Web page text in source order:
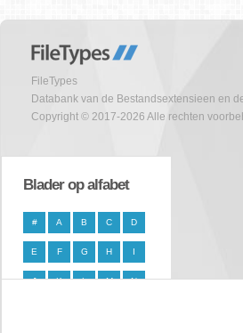
FileTypes
Databank van de Bestandsextensieen en
Copyright © 2017-2026 Alle rechten
Blader op alfabet
# A B C D
E F G H I
J K L M N